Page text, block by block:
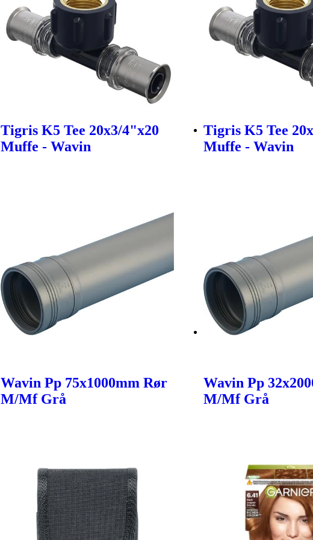
Tigris K5 Tee 20x3/4"x20
Muffe - Wavin
Tigris K5 Tee
Muffe - Wavin
Wavin Pp 75x1000mm Rør
M/Mf Grå
Wavin Pp
M/Mf Grå